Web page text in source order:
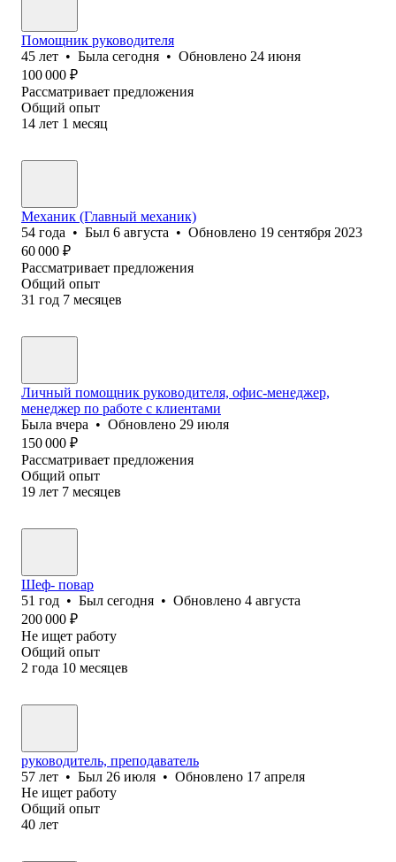
Помощник руководителя
45 лет • Была сегодня • Обновлено 24 июня
100 000 ₽
Рассматривает предложения
Общий опыт
14 лет 1 месяц
Механик (Главный механик)
54 года • Был 6 августа • Обновлено 19 сентября 2023
60 000 ₽
Рассматривает предложения
Общий опыт
31 год 7 месяцев
Личный помощник руководителя, офис-менеджер,
менеджер по работе с клиентами
Была вчера • Обновлено 29 июля
150 000 ₽
Рассматривает предложения
Общий опыт
19 лет 7 месяцев
Шеф- повар
51 год • Был сегодня • Обновлено 4 августа
200 000 ₽
Не ищет работу
Общий опыт
2 года 10 месяцев
руководитель, преподаватель
57 лет • Был 26 июля • Обновлено 17 апреля
Не ищет работу
Общий опыт
40 лет